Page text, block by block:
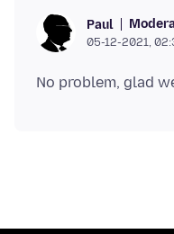
Paul
05-12-2021,